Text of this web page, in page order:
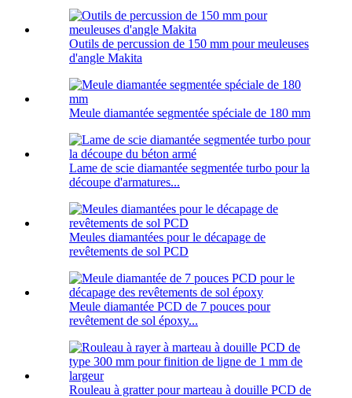
Outils de percussion de 150 mm pour meuleuses
d'angle Makita
Meule diamantée segmentée spéciale de 180 mm
Lame de scie diamantée segmentée turbo pour la
découpe d'armatures...
Meules diamantées pour le décapage de
revêtements de sol PCD
Meule diamantée PCD de 7 pouces pour
revêtement de sol époxy...
Rouleau à gratter pour marteau à douille PCD de